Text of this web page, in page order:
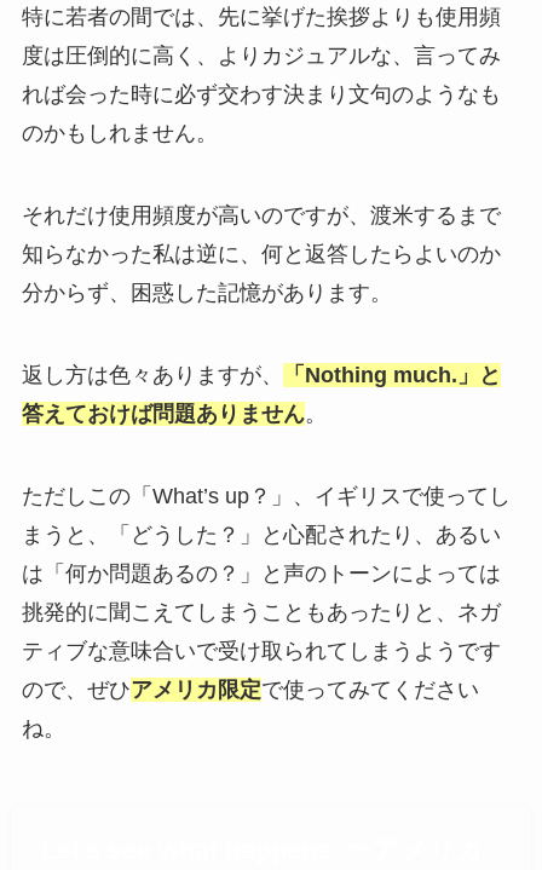
特に若者の間では、先に挙げた挨拶よりも使用頻
度は圧倒的に高く、よりカジュアルな、言ってみ
れば会った時に必ず交わす決まり文句のようなも
のかもしれません。
それだけ使用頻度が高いのですが、渡米するまで
知らなかった私は逆に、何と返答したらよいのか
分からず、困惑した記憶があります。
返し方は色々ありますが、
「Nothing much.」と
答えておけば問題ありません。
ただしこの「What’s up？」、イギリスで使ってし
まうと、「どうした？」と心配されたり、あるい
は「何か問題あるの？」と声のトーンによっては
挑発的に聞こえてしまうこともあったりと、ネガ
ティブな意味合いで受け取られてしまうようです
ので、ぜひアメリカ限定で使ってみてください
ね。